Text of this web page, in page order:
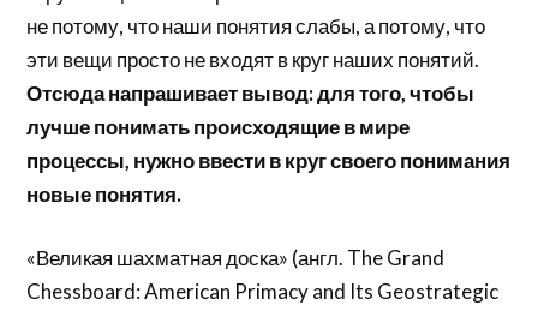
не потому, что наши понятия слабы, а потому, что
эти вещи просто не входят в круг наших понятий.
Отсюда напрашивает вывод: для того, чтобы
лучше понимать происходящие в мире
процессы, нужно ввести в круг своего понимания
новые понятия.
«Великая шахматная доска» (англ. The Grand
Chessboard: American Primacy and Its Geostrategic